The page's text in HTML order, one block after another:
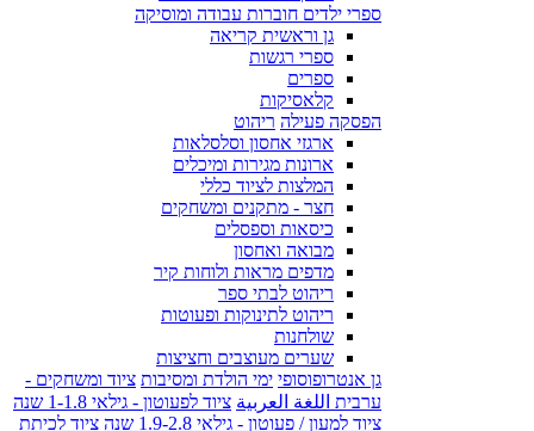
ספרי ילדים חוברות עבודה ומוסיקה
גן וראשית קריאה
ספרי רגשות
ספרים
קלאסיקות
הפסקה פעילה ריהוט
ארגזי אחסון וסלסלאות
ארונות מגירות ומיכלים
המלצות לציוד כללי
חצר - מתקנים ומשחקים
כיסאות וספסלים
מבואה ואחסון
מדפים מראות ולוחות קיר
ריהוט לבתי ספר
ריהוט לתינוקות ופעוטות
שולחנות
שערים מעוצבים וחציצות
גן אנטרופוסופי ימי הולדת ומסיבות ציוד ומשחקים -
ערבית اللغة العربية ציוד לפעוטון - גילאי 1-1.8 שנה
ציוד למעון / פעוטון - גילאי 1.9-2.8 שנה
ציוד לכיתת